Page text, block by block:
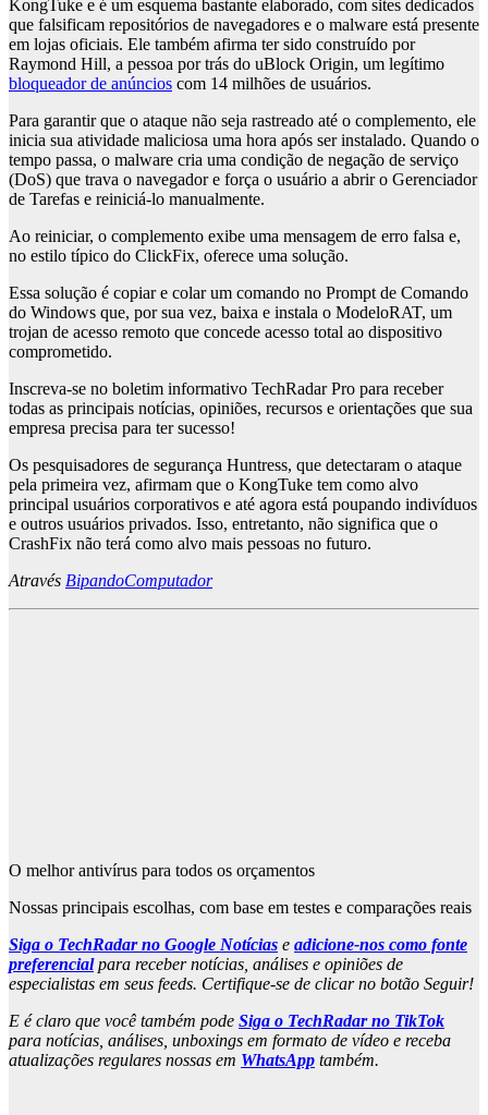
KongTuke e é um esquema bastante elaborado, com sites dedicados
que falsificam repositórios de navegadores e o malware está presente
em lojas oficiais. Ele também afirma ter sido construído por
Raymond Hill, a pessoa por trás do uBlock Origin, um legítimo
bloqueador de anúncios com 14 milhões de usuários.
Para garantir que o ataque não seja rastreado até o complemento, ele
inicia sua atividade maliciosa uma hora após ser instalado. Quando o
tempo passa, o malware cria uma condição de negação de serviço
(DoS) que trava o navegador e força o usuário a abrir o Gerenciador
de Tarefas e reiniciá-lo manualmente.
Ao reiniciar, o complemento exibe uma mensagem de erro falsa e,
no estilo típico do ClickFix, oferece uma solução.
Essa solução é copiar e colar um comando no Prompt de Comando
do Windows que, por sua vez, baixa e instala o ModeloRAT, um
trojan de acesso remoto que concede acesso total ao dispositivo
comprometido.
Inscreva-se no boletim informativo TechRadar Pro para receber
todas as principais notícias, opiniões, recursos e orientações que sua
empresa precisa para ter sucesso!
Os pesquisadores de segurança Huntress, que detectaram o ataque
pela primeira vez, afirmam que o KongTuke tem como alvo
principal usuários corporativos e até agora está poupando indivíduos
e outros usuários privados. Isso, entretanto, não significa que o
CrashFix não terá como alvo mais pessoas no futuro.
Através BipandoComputador
O melhor antivírus para todos os orçamentos
Nossas principais escolhas, com base em testes e comparações reais
Siga o TechRadar no Google Notícias e adicione-nos como fonte
preferencialpara receber notícias, análises e opiniões de
especialistas em seus feeds. Certifique-se de clicar no botão Seguir!
E é claro que você também pode Siga o TechRadar no TikTok
para notícias, análises, unboxings em formato de vídeo e receba
atualizações regulares nossas em WhatsApp também.